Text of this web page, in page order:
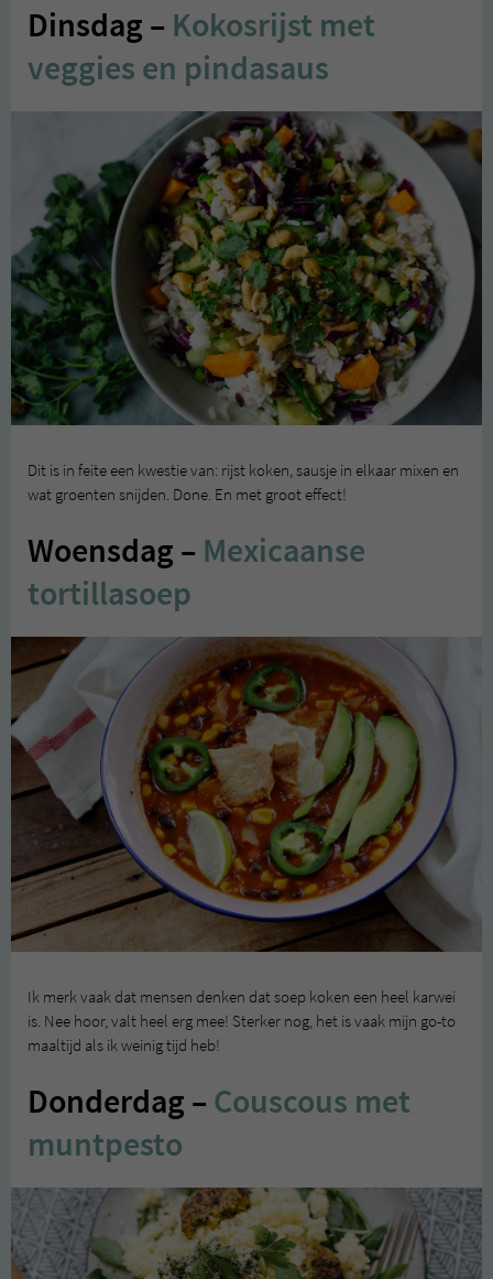
Dinsdag – Kokosrijst met
veggies en pindasaus
Dit is in feite een kwestie van: rijst koken, sausje in elkaar mixen en
wat groenten snijden. Done. En met groot effect!
Woensdag – Mexicaanse
tortillasoep
Ik merk vaak dat mensen denken dat soep koken een heel karwei
is. Nee hoor, valt heel erg mee! Sterker nog, het is vaak mijn go-to
maaltijd als ik weinig tijd heb!
Donderdag –Couscous met
muntpesto